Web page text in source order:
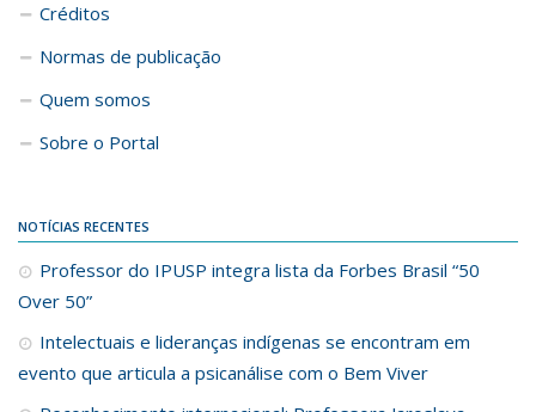
Créditos
Normas de publicação
Quem somos
Sobre o Portal
NOTÍCIAS RECENTES
Professor do IPUSP integra lista da Forbes Brasil “50
Over 50”
Intelectuais e lideranças indígenas se encontram em
evento que articula a psicanálise com o Bem Viver